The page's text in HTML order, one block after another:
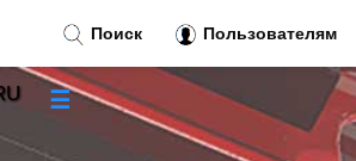
Поиск Пользователям
☰